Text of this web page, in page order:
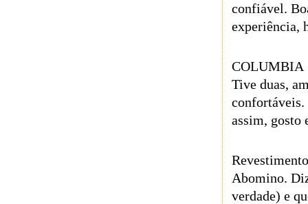
confiável.
experiência,
COLUMBIA
Tive duas,
confortáveis.
assim, gosto
Abomino.
verdade) e